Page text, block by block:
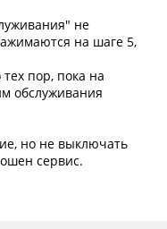
не
на шаге 5,
пор, пока на
обслуживания
но не выключать
сервис.